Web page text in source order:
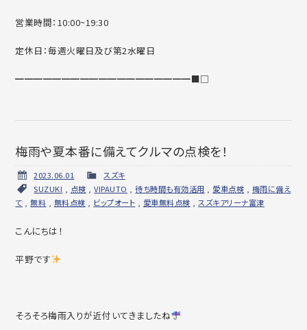
営業時間：10:00~19:30
定休日：毎週火曜日及び第2水曜日
━━━━━━━━━━━━━━━━━━━■□
梅雨や夏本番に備えてクルマの点検を！
2023.06.01
スズキ
SUZUKI
点検 ,VIPAUTO ,待ち時間も有効活用 愛車点検
梅雨に備え
て ,無料 無料点検 ビップオート 愛車無料点検 スズキアリーナ富津
こんにちは！
平野です
そろそろ梅雨入りが近付いてきましたね